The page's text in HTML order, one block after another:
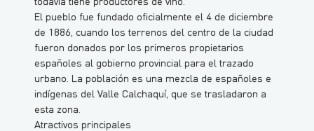
El pueblo fue fundado oficialmente el 4 de diciembre
de 1886, cuando los terrenos del centro de la ciudad
fueron donados por los primeros propietarios
españoles al gobierno provincial para el trazado
urbano. La población es una mezcla de españoles e
indígenas del Valle Calchaquí, que se trasladaron a
esta zona.
Atractivos principales